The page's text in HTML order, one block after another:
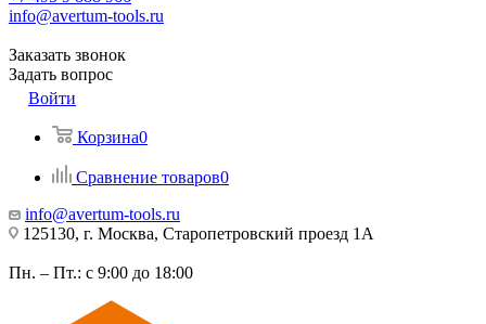
info@avertum-tools.ru
Заказать звонок
Задать вопрос
Войти
Корзина0
Сравнение товаров0
info@avertum-tools.ru
125130, г. Москва, Старопетровский проезд 1А
Пн. – Пт.: с 9:00 до 18:00